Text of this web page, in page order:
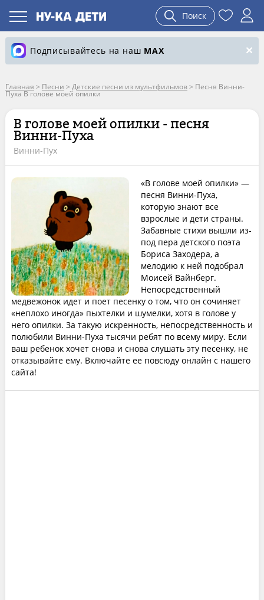
Поиск
Подписывайтесь на наш MAX
Главная > Песни > Детские песни из мультфильмов> Песня Винни-
Пуха В голове моей опилки
В голове моей опилки - песня
Винни-Пуха
Винни-Пух
«В голове моей опилки» —
песня Винни-Пуха,
которую знают все
взрослые и дети страны.
Забавные стихи вышли из-
под пера детского поэта
Бориса Заходера, а
мелодию к ней подобрал
Моисей Вайнберг.
Непосредственный
медвежонок идет и поет песенку о том, что он сочиняет
«неплохо иногда» пыхтелки и шумелки, хотя в голове у
него опилки. За такую искренность, непосредственность и
полюбили Винни-Пуха тысячи ребят по всему миру. Если
ваш ребенок хочет снова и снова слушать эту песенку, не
отказывайте ему. Включайте ее повсюду онлайн с нашего
сайта!